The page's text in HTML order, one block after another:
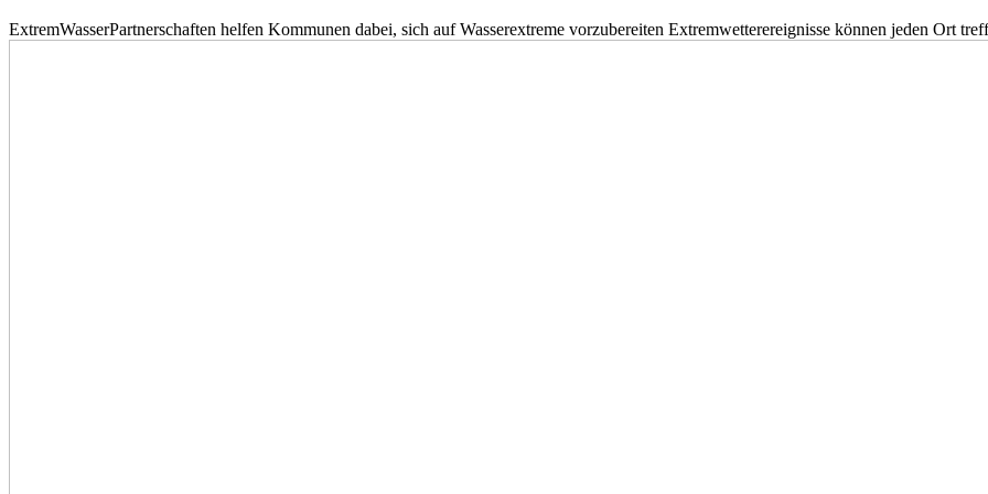
ExtremWasserPartnerschaften helfen Kommunen dabei, sich auf Wasserextreme vorzubereiten Extremwetterereignisse können jeden Ort